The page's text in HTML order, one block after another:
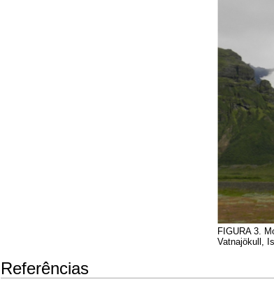
FIGURA 3.
Vatnajökull,
Referências